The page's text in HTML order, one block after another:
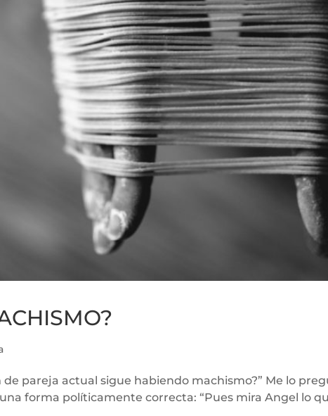
de pareja actual sigue habiendo machismo?” Me lo
forma políticamente correcta: “Pues mira Angel lo